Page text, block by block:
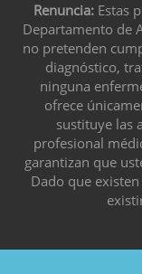
Renuncia:Estas
Departamento de
no pretenden
diagnóstico,
ninguna
ofrece
sustituye las
profesional
garantizan que
Dado que